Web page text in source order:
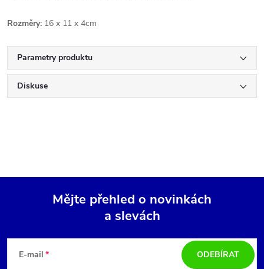
Rozměry: 16 x 11 x 4cm
Parametry produktu
Diskuse
Mějte přehled o novinkách
a slevách
E-mail ODEBÍRAT